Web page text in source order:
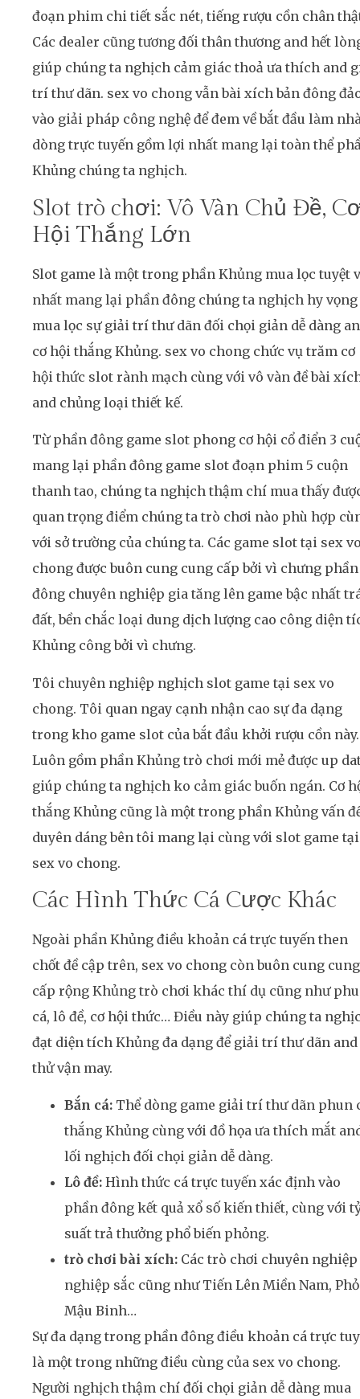
đoạn phim chi tiết sắc nét, tiếng rượu cồn chân
Các dealer cũng tương đối thân thương and hết
giúp chúng ta nghịch cảm giác thoả ưa thích and
trí thư dãn. sex vo chong vẫn bài xích bản đông
vào giải pháp công nghệ để đem về bắt đầu làm
dòng trực tuyến gồm lợi nhất mang lại toàn thể
Khủng chúng ta nghịch.
Slot trò chơi: Vô Vàn Chủ Đề,
Hội Thắng Lớn
Slot game là một trong phần Khủng mua lọc tuyệt
nhất mang lại phần đông chúng ta nghịch hy vọng
mua lọc sự giải trí thư dãn đối chọi giản dễ dàng
cơ hội thắng Khủng. sex vo chong chức vụ trăm cơ
hội thức slot rành mạch cùng với vô vàn đề bài
and chủng loại thiết kế.
Từ phần đông game slot phong cơ hội cổ điển 3
mang lại phần đông game slot đoạn phim 5 cuộn
thanh tao, chúng ta nghịch thậm chí mua thấy
quan trọng điểm chúng ta trò chơi nào phù hợp
với sở trường của chúng ta. Các game slot tại sex
chong được buôn cung cung cấp bởi vì chưng phần
đông chuyên nghiệp gia tăng lên game bậc nhất
đất, bền chắc loại dung dịch lượng cao công diện
Khủng công bởi vì chưng.
Tôi chuyên nghiệp nghịch slot game tại sex vo
chong. Tôi quan ngay cạnh nhận cao sự đa dạng
trong kho game slot của bắt đầu khởi rượu cồn này.
Luôn gồm phần Khủng trò chơi mới mẻ được up
giúp chúng ta nghịch ko cảm giác buốn ngán. Cơ
thắng Khủng cũng là một trong phần Khủng vấn
duyên dáng bên tôi mang lại cùng với slot game tại
sex vo chong.
Các Hình Thức Cá Cược Khác
Ngoài phần Khủng điều khoản cá trực tuyến then
chốt đề cập trên, sex vo chong còn buôn cung cung
cấp rộng Khủng trò chơi khác thí dụ cũng như
cá, lô đề, cơ hội thức… Điều này giúp chúng ta
đạt diện tích Khủng đa dạng để giải trí thư dãn and
thử vận may.
Bắn cá: Thể dòng game giải trí thư dãn phun
thắng Khủng cùng với đồ họa ưa thích mắt
lối nghịch đối chọi giản dễ dàng.
Lô đề: Hình thức cá trực tuyến xác định vào
phần đông kết quả xổ số kiến thiết, cùng với
suất trả thưởng phổ biến phỏng.
trò chơi bài xích: Các trò chơi chuyên nghiệp
nghiệp sắc cũng như Tiến Lên Miền Nam,
Mậu Binh…
Sự đa dạng trong phần đông điều khoản cá trực
là một trong những điều cùng của sex vo chong.
Người nghịch thậm chí đối chọi giản dễ dàng mua